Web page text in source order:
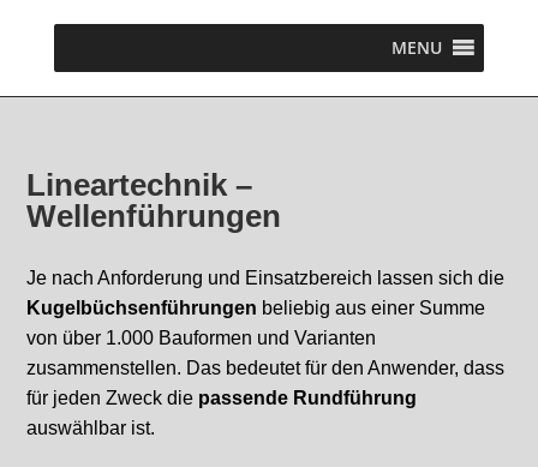
MENU
Lineartechnik –
Wellenführungen
Je nach Anforderung und Einsatzbereich lassen sich die
Kugelbüchsenführungen beliebig aus einer Summe
von über 1.000 Bauformen und Varianten
zusammenstellen. Das bedeutet für den Anwender, dass
für jeden Zweck die passende Rundführung
auswählbar ist.